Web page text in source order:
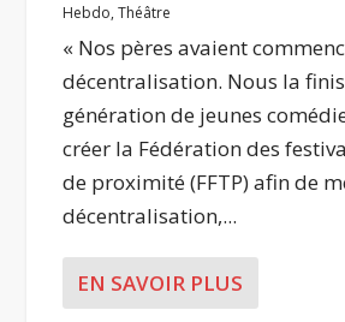
Hebdo,Théâtre
« Nos pères avaient
décentralisation. Nous la
génération de jeunes
créer la Fédération des
de proximité (FFTP) afin de
décentralisation,...
EN SAVOIR PLUS